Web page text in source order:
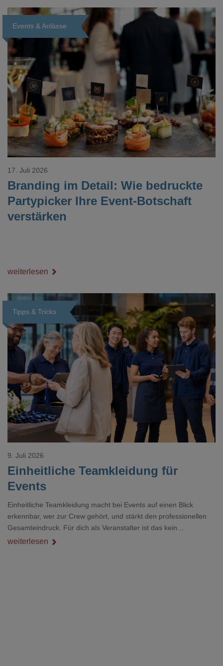
Events & Anlässe
Loading...
Branding im Detail: Wie bedruckte
Partypicker Ihre Event-Botschaft
verstärken
17. Juli 2026
weiterlesen
Tipps & Tricks
Loading...
Einheitliche Teamkleidung für
Events
9. Juli 2026
Einheitliche Teamkleidung macht bei Events auf einen Blick
erkennbar, wer zur Crew gehört, und stärkt den professionellen
Gesamteindruck. Für dich als Veranstalter ist das kein
Nebenthema: Bei Textilien mit Stickerei oder mehreren
weiterlesen